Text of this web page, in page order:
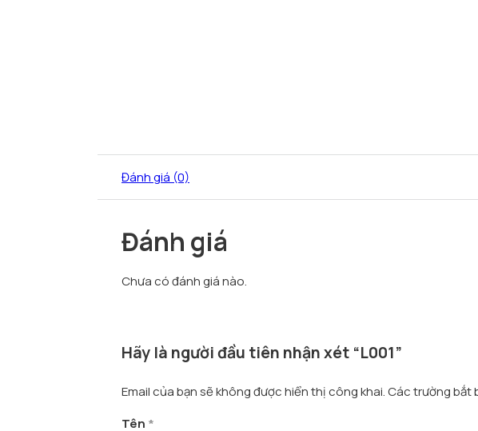
Đánh giá (0)
Đánh giá
Chưa có đánh giá nào.
Hãy là người đầu tiên nhận xét “L001”
Email của bạn sẽ không được hiển thị công khai.Các trường bắt
Tên *